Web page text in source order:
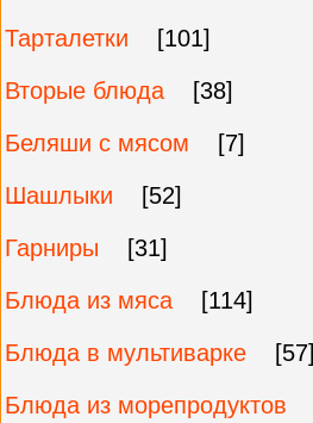
Тарталетки
[101]
Вторые блюда
[38]
Беляши с мясом
[7]
Шашлыки
[52]
Гарниры
[31]
Блюда из мяса
[114]
Блюда в мультиварке
[57]
Блюда из морепродуктов